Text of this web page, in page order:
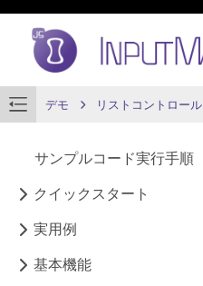
デモ リストコントロール
サンプルコード実行手順
クイックスタート
実用例
基本機能